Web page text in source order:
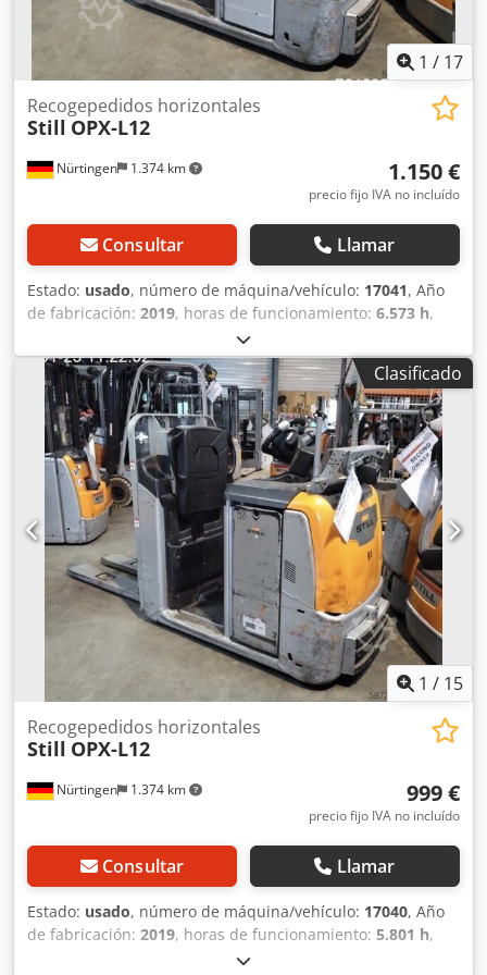
1 / 17
Nürtingen 1.374 km
Recogepedidos horizontales
Still OPX-L12
1.150 €
precio fijo IVA no incluído
Consultar Llamar
Estado: usado, número de máquina/vehículo: 17041, Año
de fabricación: 2019, horas de funcionamiento: 6.573 h,
1.200 kg, altura de elevación:
mm, centro de carga:600 mm, tipo de combustible:
eléctrico, tipo de mástil:Simplex, altura de construcción:
1.400 mm, voltaje de la batería:24 V, longitud de la
horquilla:1.200 mm, tamaño del neumático delantero:,
tamaño del neumático trasero:, peso total:1.447 kg,
5142572 Número de serie: F21082V00190 Especificaciones
de la batería: 24 V, tipo EPzS, 620 Ah, fabricada en 2025.
Dcedpfxoy Hnhvj Alfek
Clasificado
1 / 15
Nürtingen 1.374 km
Recogepedidos horizontales
Still OPX-L12
999 €
precio fijo IVA no incluído
Consultar Llamar
Estado: usado, número de máquina/vehículo: 17040, Año
de fabricación: 2019, horas de funcionamiento: 5.801 h,
1.200 kg, altura de elevación: